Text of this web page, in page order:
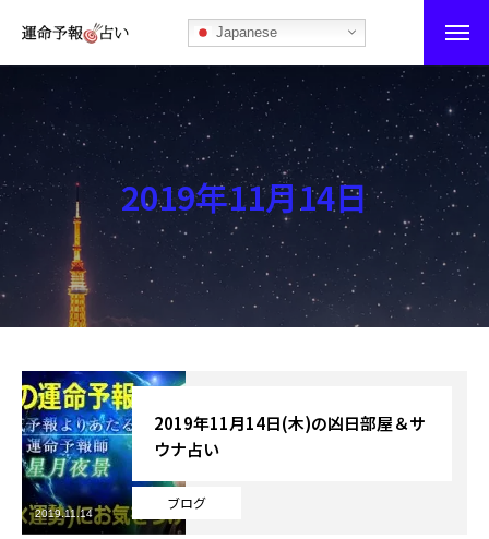
Japanese
運命予報占い
運命予報占いとは
あなたの所属部屋を探そう！
最恐の相性占い
秘伝公開！吉凶カレンダー
記事カテゴリー
ブログ
お知らせ
芸能界
2019年11月14日
ブログ
2019年11月14日(木)の凶日部屋＆サ
ウナ占い
2019.11.14